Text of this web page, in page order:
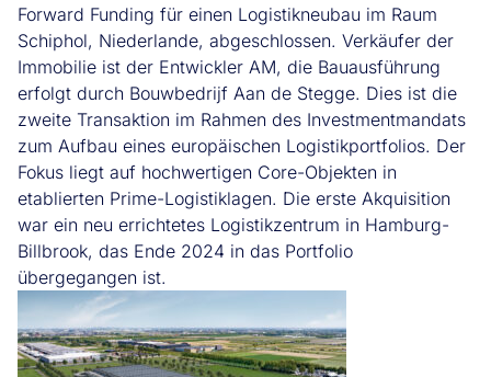
Forward Funding für einen Logistikneubau im Raum
Schiphol, Niederlande, abgeschlossen. Verkäufer der
Immobilie ist der Entwickler AM, die Bauausführung
erfolgt durch Bouwbedrijf Aan de Stegge. Dies ist die
zweite Transaktion im Rahmen des Investmentmandats
zum Aufbau eines europäischen Logistikportfolios. Der
Fokus liegt auf hochwertigen Core-Objekten in
etablierten Prime-Logistiklagen. Die erste Akquisition
war ein neu errichtetes Logistikzentrum in Hamburg-
Billbrook, das Ende 2024 in das Portfolio
übergegangen ist.